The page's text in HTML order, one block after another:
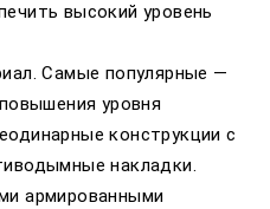
высокий уровень
Самые популярные —
уровня
конструкции с
накладки.
армированными